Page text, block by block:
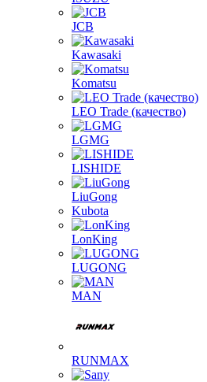
JCB
Kawasaki
Komatsu
LEO Trade (качество)
LGMG
LISHIDE
LiuGong
Kubota
LonKing
LUGONG
MAN
RUNMAX